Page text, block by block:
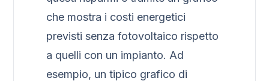
che mostra i costi energetici
previsti senza fotovoltaico rispetto
a quelli con un impianto. Ad
esempio, un tipico grafico di